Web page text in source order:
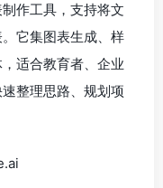
作工具，支持将文
它集图表生成、样
适合教育者、企业
整理思路、规划项